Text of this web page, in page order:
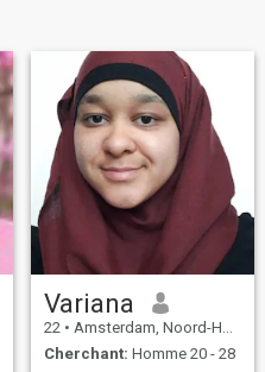
Variana
22 • Amsterdam, Noord-Holland, Hollande
Cherchant: Homme 20 - 28